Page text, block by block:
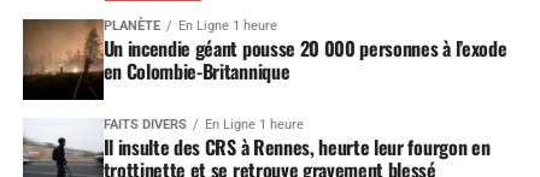
PLANÈTE En Ligne 1 heure
Un incendie géant pousse 20 000 personnes à l’exode
en Colombie-Britannique
FAITS DIVERS En Ligne 1 heure
Il insulte des CRS à Rennes, heurte leur fourgon en
trottinette et se retrouve gravement blessé